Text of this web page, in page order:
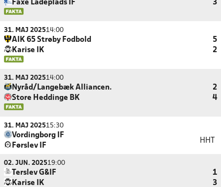
Faxe Ladeplads IF
3
31. MAJ 202514:00
AIK 65 Strøby Fodbold
5
Karise IK
2
31. MAJ 202514:00
Nyråd/Langebæk Alliancen.
2
Store Heddinge BK
4
31. MAJ 202515:30
Vordingborg IF
Førslev IF
HHT
02. JUN. 202519:00
Terslev G&IF
1
Karise IK
3